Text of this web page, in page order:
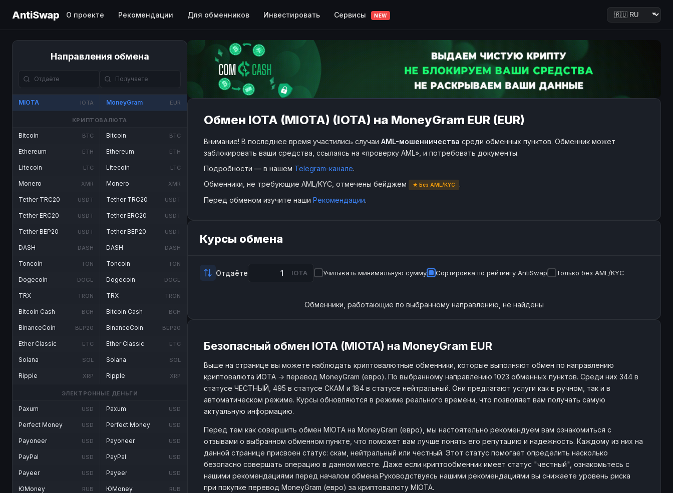
AntiSwap О проекте Рекомендации Для обменников Инвестировать Сервисы NEW
Направления обмена
MIOTA IOTA MoneyGram EUR
КРИПТОВАЛЮТА
Bitcoin BTC
Ethereum ETH
Litecoin LTC
Monero XMR
Tether TRC20 USDT
Tether ERC20 USDT
Tether BEP20 USDT
DASH DASH
Toncoin TON
Dogecoin DOGE
TRX TRON
Bitcoin Cash BCH
BinanceCoin BEP20
Ether Classic ETC
Solana SOL
Ripple XRP
Bitcoin BTC
Ethereum ETH
Litecoin LTC
Monero XMR
Tether TRC20 USDT
Tether ERC20 USDT
Tether BEP20 USDT
DASH DASH
Toncoin TON
Dogecoin DOGE
TRX TRON
Bitcoin Cash BCH
BinanceCoin BEP20
Ether Classic ETC
Solana SOL
Ripple XRP
ЭЛЕКТРОННЫЕ ДЕНЬГИ
Paxum USD
Perfect Money USD
Payoneer USD
PayPal USD
Payeer USD
ЮMoney RUB
Paxum USD
Perfect Money USD
Payoneer USD
PayPal USD
Payeer USD
ЮMoney RUB
Обмен IOTA (MIOTA) (IOTA) на MoneyGram EUR (EUR)
Внимание! В последнее время участились случаи AML-мошенничества среди обменных пунктов. Обменник может
заблокировать ваши средства, ссылаясь на «проверку AML», и потребовать документы.
Подробности — в нашем Telegram-канале.
Обменники, не требующие AML/KYC, отмечены бейджем
★ Без AML/KYC
.
Перед обменом изучите наши Рекомендации.
Курсы обмена
Отдаёте IOTA Учитывать минимальную сумму Сортировка по рейтингу AntiSwap Только без AML/KYC
Обменники, работающие по выбранному направлению, не найдены
Безопасный обмен IOTA (MIOTA) на MoneyGram EUR
Выше на странице вы можете наблюдать криптовалютные обменники, которые выполняют обмен по направлению
криптовалюта ИОТА → перевод MoneyGram (евро). По выбранному направлению 1023 обменных пунктов. Среди них 344 в
статусе ЧЕСТНЫЙ, 495 в статусе СКАМ и 184 в статусе нейтральный. Они предлагают услуги как в ручном, так и в
автоматическом режиме. Курсы обновляются в режиме реального времени, что позволяет вам получать самую
актуальную информацию.
Перед тем как совершить обмен MIOTA на MoneyGram (евро), мы настоятельно рекомендуем вам ознакомиться с
отзывами о выбранном обменном пункте, что поможет вам лучше понять его репутацию и надежность. Каждому из них на
данной странице присвоен статус: скам, нейтральный или честный. Этот статус помогает определить насколько
безопасно совершать операцию в данном месте. Даже если криптообменник имеет статус "честный", ознакомьтесь с
нашими рекомендациями перед началом обмена.Руководствуясь нашими рекомендациями вы снижаете уровень риска
при покупке перевод MoneyGram (евро) за криптовалюту MIOTA.